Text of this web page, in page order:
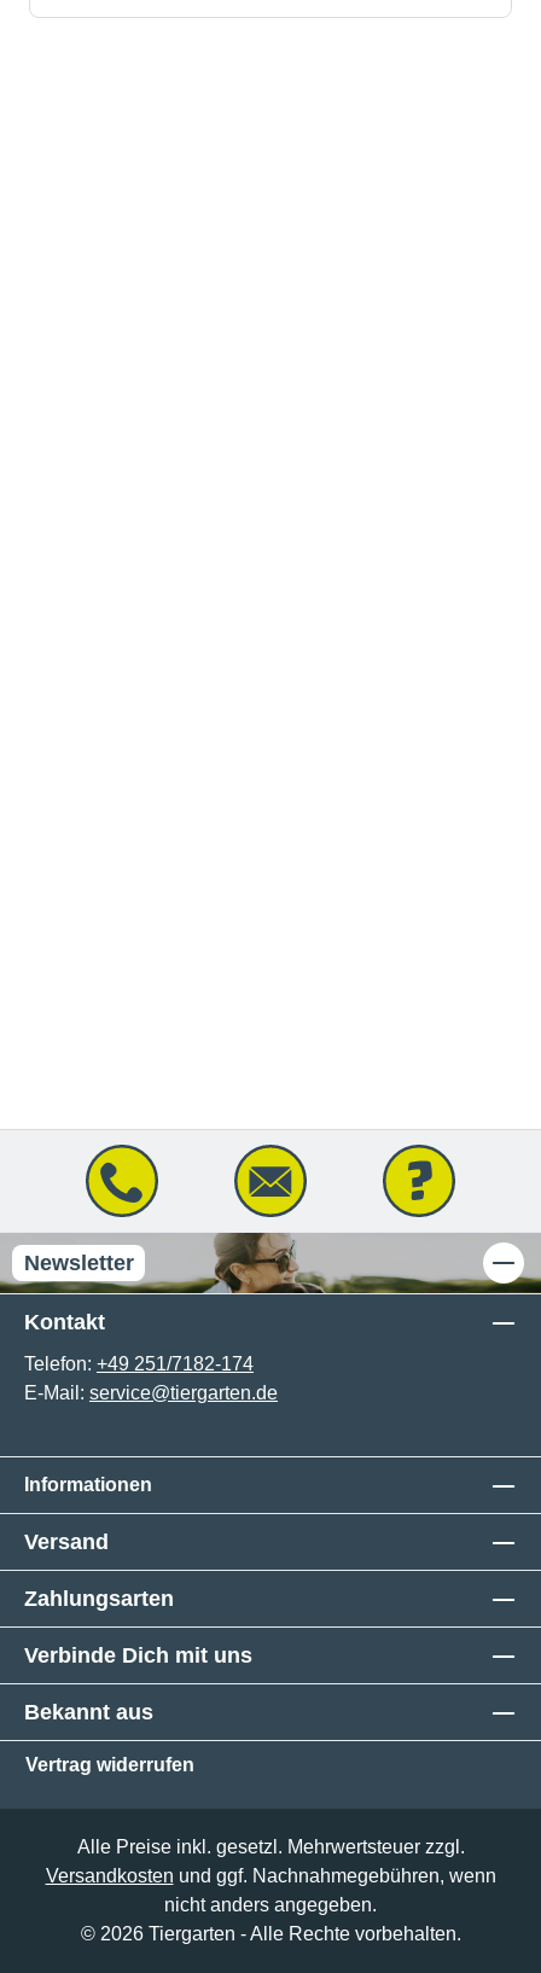
Newsletter
Kontakt
Telefon: +49 251/7182-174
E-Mail: service@tiergarten.de
Informationen
Versand
Zahlungsarten
Verbinde Dich mit uns
Bekannt aus
Vertrag widerrufen
Alle Preise inkl. gesetzl. Mehrwertsteuer zzgl.
Versandkosten und ggf. Nachnahmegebühren, wenn
nicht anders angegeben.
© 2026 Tiergarten - Alle Rechte vorbehalten.